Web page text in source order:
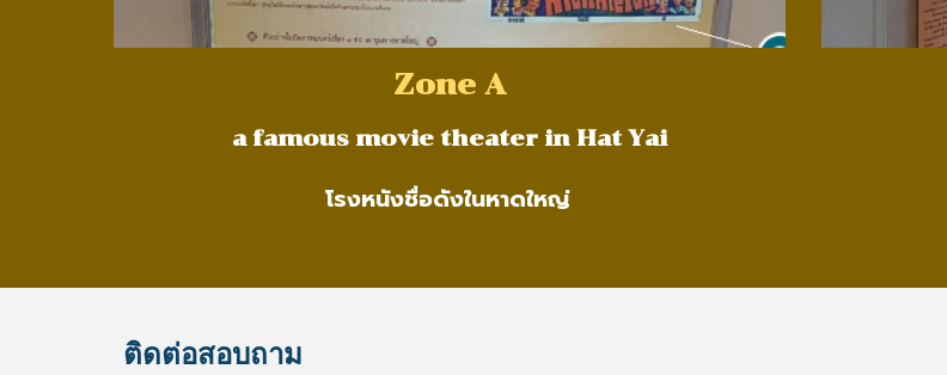
Zone A
a famous movie theater in Hat Yai
โรงหนังชื่อดังในหาดใหญ่
ติดต่อสอบถาม